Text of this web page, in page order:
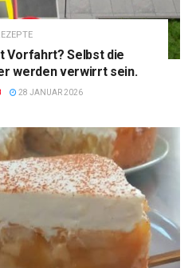
Vorfahrt? Selbst die
werden verwirrt sein.
28 JANUAR 2026